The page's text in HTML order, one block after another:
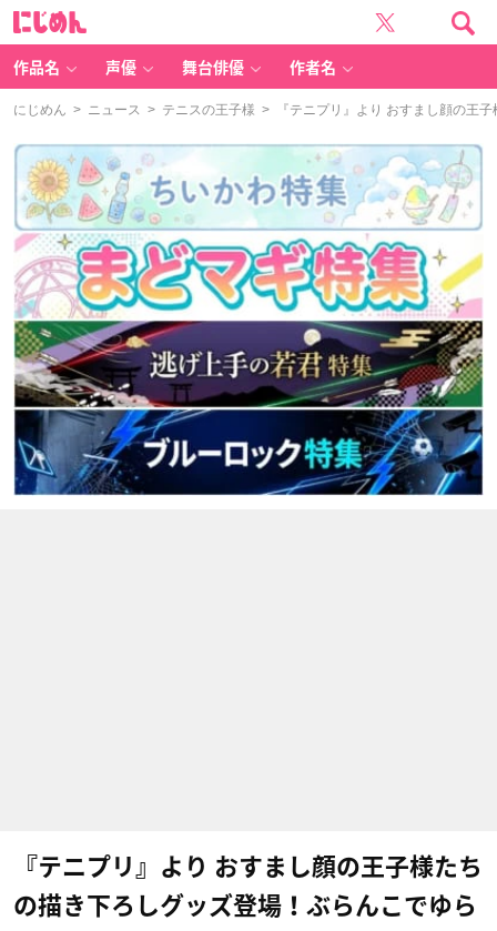
作品名 声優 舞台俳優 作者名
にじめん > ニュース > テニスの王子様 > 『テニプリ』より おすまし顔の王
『テニプリ』より おすまし顔の王子様たち
の描き下ろしグッズ登場！ぶらんこでゆら